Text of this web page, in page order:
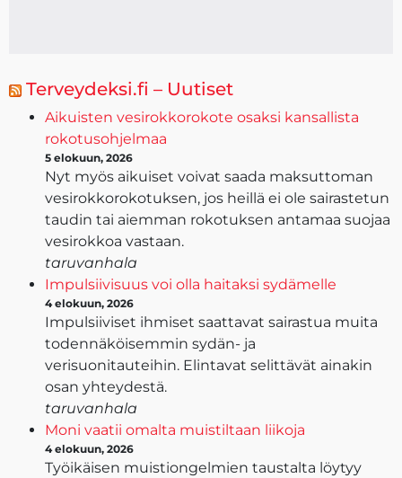
Terveydeksi.fi – Uutiset
Aikuisten vesirokkorokote osaksi kansallista
rokotusohjelmaa
5 elokuun, 2026
Nyt myös aikuiset voivat saada maksuttoman
vesirokkorokotuksen, jos heillä ei ole sairastetun
taudin tai aiemman rokotuksen antamaa suojaa
vesirokkoa vastaan.
taruvanhala
Impulsiivisuus voi olla haitaksi sydämelle
4 elokuun, 2026
Impulsiiviset ihmiset saattavat sairastua muita
todennäköisemmin sydän- ja
verisuonitauteihin. Elintavat selittävät ainakin
osan yhteydestä.
taruvanhala
Moni vaatii omalta muistiltaan liikoja
4 elokuun, 2026
Työikäisen muistiongelmien taustalta löytyy